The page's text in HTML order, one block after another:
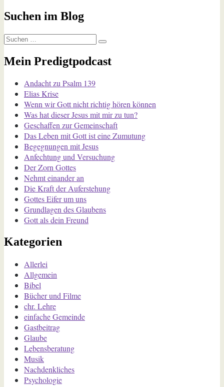
Suchen im Blog
Suchen
nach:
Suchen
Mein Predigtpodcast
Andacht zu Psalm 139
Elias Krise
Wenn wir Gott nicht richtig hören können
Was hat dieser Jesus mit mir zu tun?
Geschaffen zur Gemeinschaft
Das Leben mit Gott ist eine Zumutung
Begegnungen mit Jesus
Anfechtung und Versuchung
Der Zorn Gottes
Nehmt einander an
Die Kraft der Auferstehung
Gottes Eifer um uns
Grundlagen des Glaubens
Gott als dein Freund
Kategorien
Allerlei
Allgemein
Bibel
Bücher und Filme
chr. Lehre
einfache Gemeinde
Gastbeitrag
Glaube
Lebensberatung
Musik
Nachdenkliches
Psychologie